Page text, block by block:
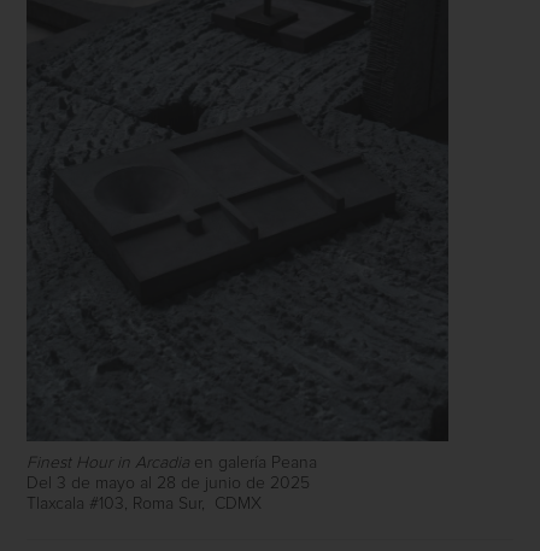
Finest Hour in Arcadia en galería Peana
Del 3 de mayo al 28 de junio de 2025
Tlaxcala #103, Roma Sur,
CDMX